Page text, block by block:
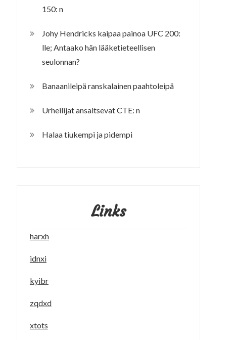
150: n
Johy Hendricks kaipaa painoa UFC 200:
lle; Antaako hän lääketieteellisen
seulonnan?
Banaanileipä ranskalainen paahtoleipä
Urheilijat ansaitsevat CTE: n
Halaa tiukempi ja pidempi
Links
harxh
idnxi
kyibr
zqdxd
xtots